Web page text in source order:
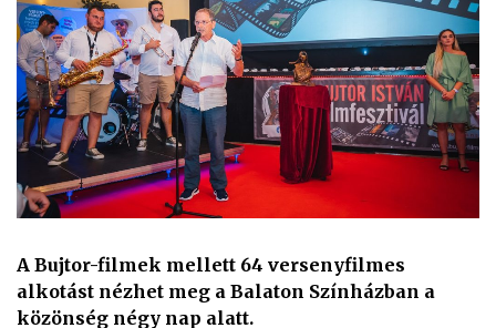
A Bujtor-filmek mellett 64 versenyfilmes
alkotást nézhet meg a Balaton Színházban a
közönség négy nap alatt.